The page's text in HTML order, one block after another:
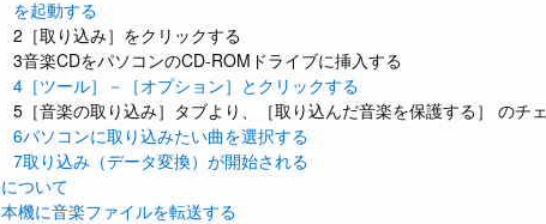
を起動する
2［取り込み］をクリックする
3音楽CDをパソコンのCD-ROMドライブに挿入する
4［ツール］－［オプション］とクリックする
5［音楽の取り込み］タブより、［取り込んだ音楽を保護する］ のチ
6パソコンに取り込みたい曲を選択する
7取り込み（データ変換）が開始される
について
本機に音楽ファイルを転送する